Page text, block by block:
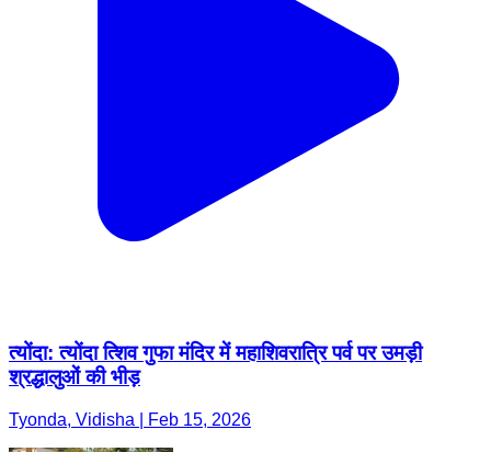
त्योंदा: त्योंदा त्शिव गुफा मंदिर में महाशिवरात्रि पर्व पर उमड़ी
श्रद्धालुओं की भीड़
Tyonda, Vidisha | Feb 15, 2026